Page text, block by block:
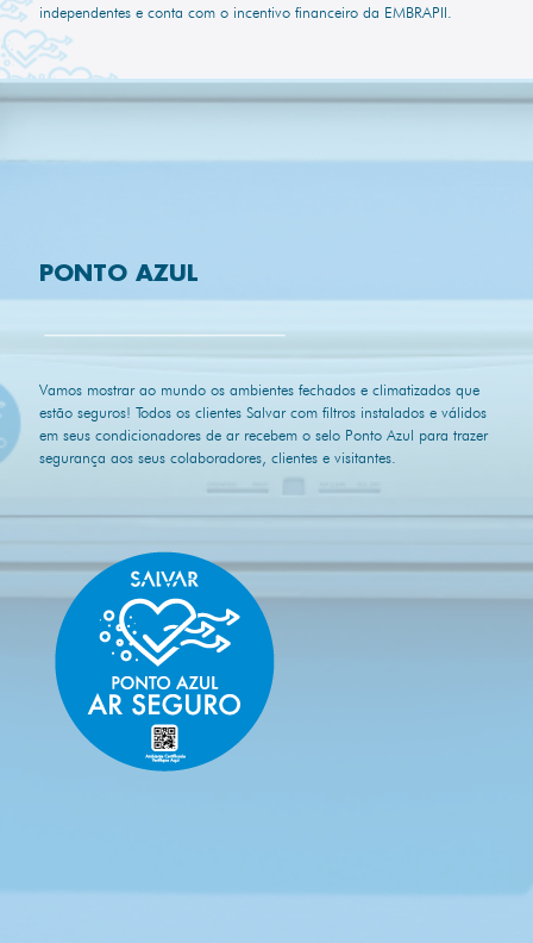
independentes e conta com o incentivo financeiro da EMBRAPII.
PONTO AZUL
Vamos mostrar ao mundo os ambientes fechados e climatizados que
estão seguros! Todos os clientes Salvar com filtros instalados e válidos
em seus condicionadores de ar recebem o selo Ponto Azul para trazer
segurança aos seus colaboradores, clientes e visitantes.